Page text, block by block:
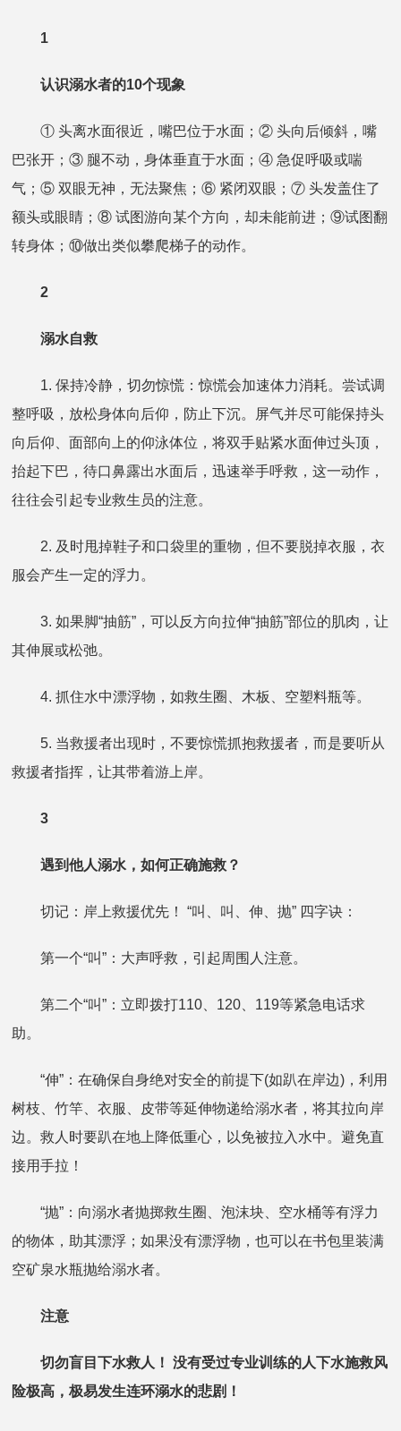
1
认识溺水者的10个现象
① 头离水面很近，嘴巴位于水面；② 头向后倾斜，嘴
巴张开；③ 腿不动，身体垂直于水面；④ 急促呼吸或喘
气；⑤ 双眼无神，无法聚焦；⑥ 紧闭双眼；⑦ 头发盖住了
额头或眼睛；⑧ 试图游向某个方向，却未能前进；⑨试图翻
转身体；⑩做出类似攀爬梯子的动作。
2
溺水自救
1. 保持冷静，切勿惊慌：惊慌会加速体力消耗。尝试调
整呼吸，放松身体向后仰，防止下沉。屏气并尽可能保持头
向后仰、面部向上的仰泳体位，将双手贴紧水面伸过头顶，
抬起下巴，待口鼻露出水面后，迅速举手呼救，这一动作，
往往会引起专业救生员的注意。
2. 及时甩掉鞋子和口袋里的重物，但不要脱掉衣服，衣
服会产生一定的浮力。
3. 如果脚“抽筋”，可以反方向拉伸“抽筋”部位的肌肉，让
其伸展或松弛。
4. 抓住水中漂浮物，如救生圈、木板、空塑料瓶等。
5. 当救援者出现时，不要惊慌抓抱救援者，而是要听从
救援者指挥，让其带着游上岸。
3
遇到他人溺水，如何正确施救？
切记：岸上救援优先！ “叫、叫、伸、抛” 四字诀：
第一个“叫”：大声呼救，引起周围人注意。
第二个“叫”：立即拨打110、120、119等紧急电话求
助。
“伸”：在确保自身绝对安全的前提下(如趴在岸边)，利用
树枝、竹竿、衣服、皮带等延伸物递给溺水者，将其拉向岸
边。救人时要趴在地上降低重心，以免被拉入水中。避免直
接用手拉！
“抛”：向溺水者抛掷救生圈、泡沫块、空水桶等有浮力
的物体，助其漂浮；如果没有漂浮物，也可以在书包里装满
空矿泉水瓶抛给溺水者。
注意
切勿盲目下水救人！ 没有受过专业训练的人下水施救风
险极高，极易发生连环溺水的悲剧！